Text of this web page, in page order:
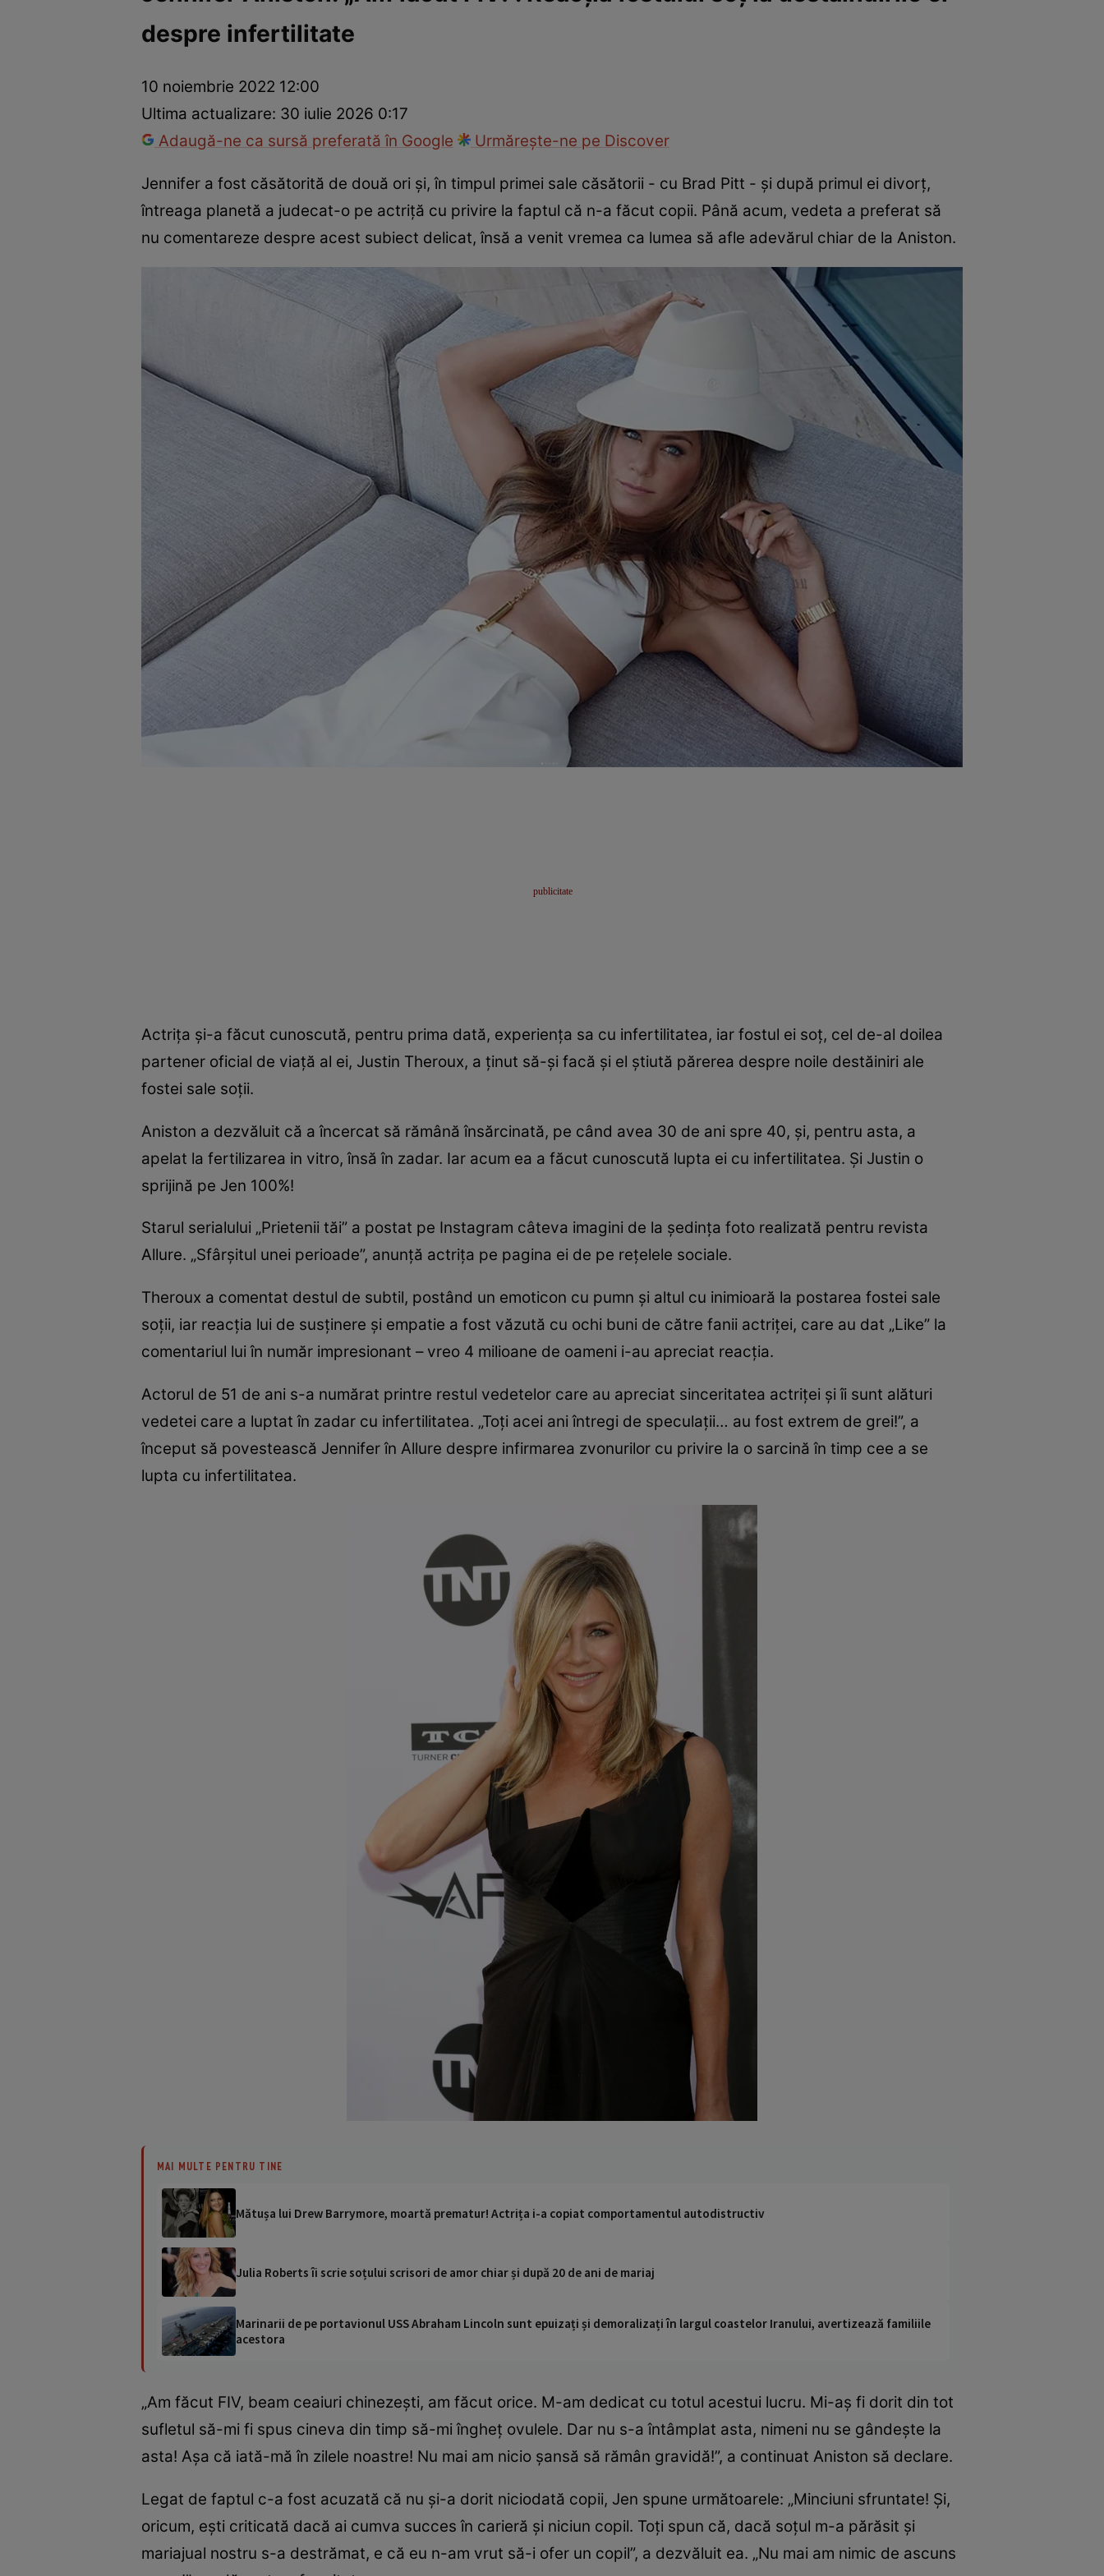
Vedete internaționaleVedete româneștiInterviurile Click!
despre infertilitate
10 noiembrie 2022 12:00
Ultima actualizare: 30 iulie 2026 0:17
Adaugă-ne ca sursă preferată în Google
Urmărește-ne pe Discover
Jennifer a fost căsătorită de două ori și, în timpul primei sale căsătorii - cu Brad Pitt - și după primul ei divorț,
întreaga planetă a judecat-o pe actriță cu privire la faptul că n-a făcut copii. Până acum, vedeta a preferat să
nu comentareze despre acest subiect delicat, însă a venit vremea ca lumea să afle adevărul chiar de la Aniston.
Actrița și-a făcut cunoscută, pentru prima dată, experiența sa cu infertilitatea, iar fostul ei soț, cel de-al doilea
partener oficial de viață al ei, Justin Theroux, a ținut să-și facă și el știută părerea despre noile destăiniri ale
fostei sale soții.
Aniston a dezvăluit că a încercat să rămână însărcinată, pe când avea 30 de ani spre 40, și, pentru asta, a
apelat la fertilizarea in vitro, însă în zadar. Iar acum ea a făcut cunoscută lupta ei cu infertilitatea. Și Justin o
sprijină pe Jen 100%!
Starul serialului „Prietenii tăi” a postat pe Instagram câteva imagini de la ședința foto realizată pentru revista
Allure. „Sfârșitul unei perioade”, anunță actrița pe pagina ei de pe rețelele sociale.
Theroux a comentat destul de subtil, postând un emoticon cu pumn și altul cu inimioară la postarea fostei sale
soții, iar reacția lui de susținere și empatie a fost văzută cu ochi buni de către fanii actriței, care au dat „Like” la
comentariul lui în număr impresionant – vreo 4 milioane de oameni i-au apreciat reacția.
Actorul de 51 de ani s-a numărat printre restul vedetelor care au apreciat sinceritatea actriței și îi sunt alături
vedetei care a luptat în zadar cu infertilitatea. „Toți acei ani întregi de speculații… au fost extrem de grei!”, a
început să povestească Jennifer în Allure despre infirmarea zvonurilor cu privire la o sarcină în timp cee a se
lupta cu infertilitatea.
MAI MULTE PENTRU TINE
Mătușa lui Drew Barrymore, moartă prematur! Actrița i-a copiat comportamentul autodistructiv
Julia Roberts îi scrie soțului scrisori de amor chiar și după 20 de ani de mariaj
Marinarii de pe portavionul USS Abraham Lincoln sunt epuizați și demoralizați în largul coastelor Iranului, avertizează familiile
acestora
„Am făcut FIV, beam ceaiuri chinezești, am făcut orice. M-am dedicat cu totul acestui lucru. Mi-aș fi dorit din tot
sufletul să-mi fi spus cineva din timp să-mi îngheț ovulele. Dar nu s-a întâmplat asta, nimeni nu se gândește la
asta! Așa că iată-mă în zilele noastre! Nu mai am nicio șansă să rămân gravidă!”, a continuat Aniston să declare.
Legat de faptul c-a fost acuzată că nu și-a dorit niciodată copii, Jen spune următoarele: „Minciuni sfruntate! Și,
oricum, ești criticată dacă ai cumva succes în carieră și niciun copil. Toți spun că, dacă soțul m-a părăsit și
mariajual nostru s-a destrămat, e că eu n-am vrut să-i ofer un copil”, a dezvăluit ea. „Nu mai am nimic de ascuns